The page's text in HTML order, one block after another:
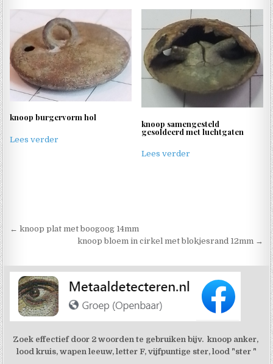
knoop burgervorm hol
Lees verder
knoop samengesteld
gesoldeerd met luchtgaten
Lees verder
Berichtnavigatie
← knoop plat met boogoog 14mm
knoop bloem in cirkel met blokjesrand 12mm →
Zoek effectief door 2 woorden te gebruiken bijv. knoop anker,
lood kruis, wapen leeuw, letter F, vijfpuntige ster, lood "ster "